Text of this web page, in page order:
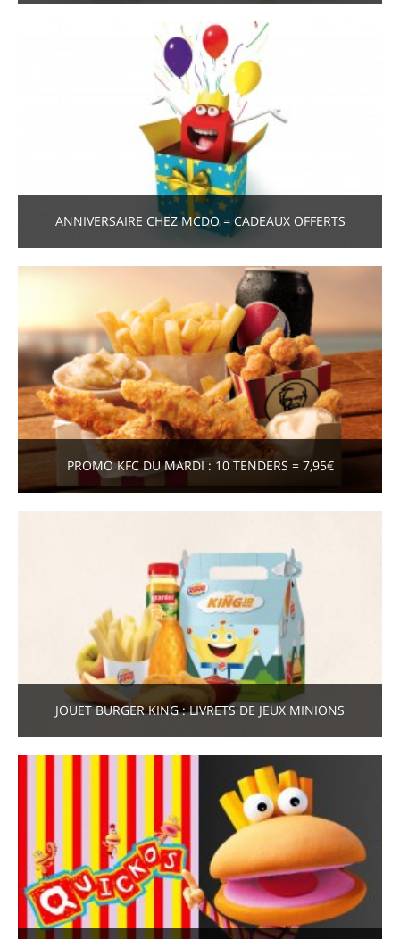
ANNIVERSAIRE CHEZ MCDO = CADEAUX OFFERTS
PROMO KFC DU MARDI : 10 TENDERS = 7,95€
JOUET BURGER KING : LIVRETS DE JEUX MINIONS